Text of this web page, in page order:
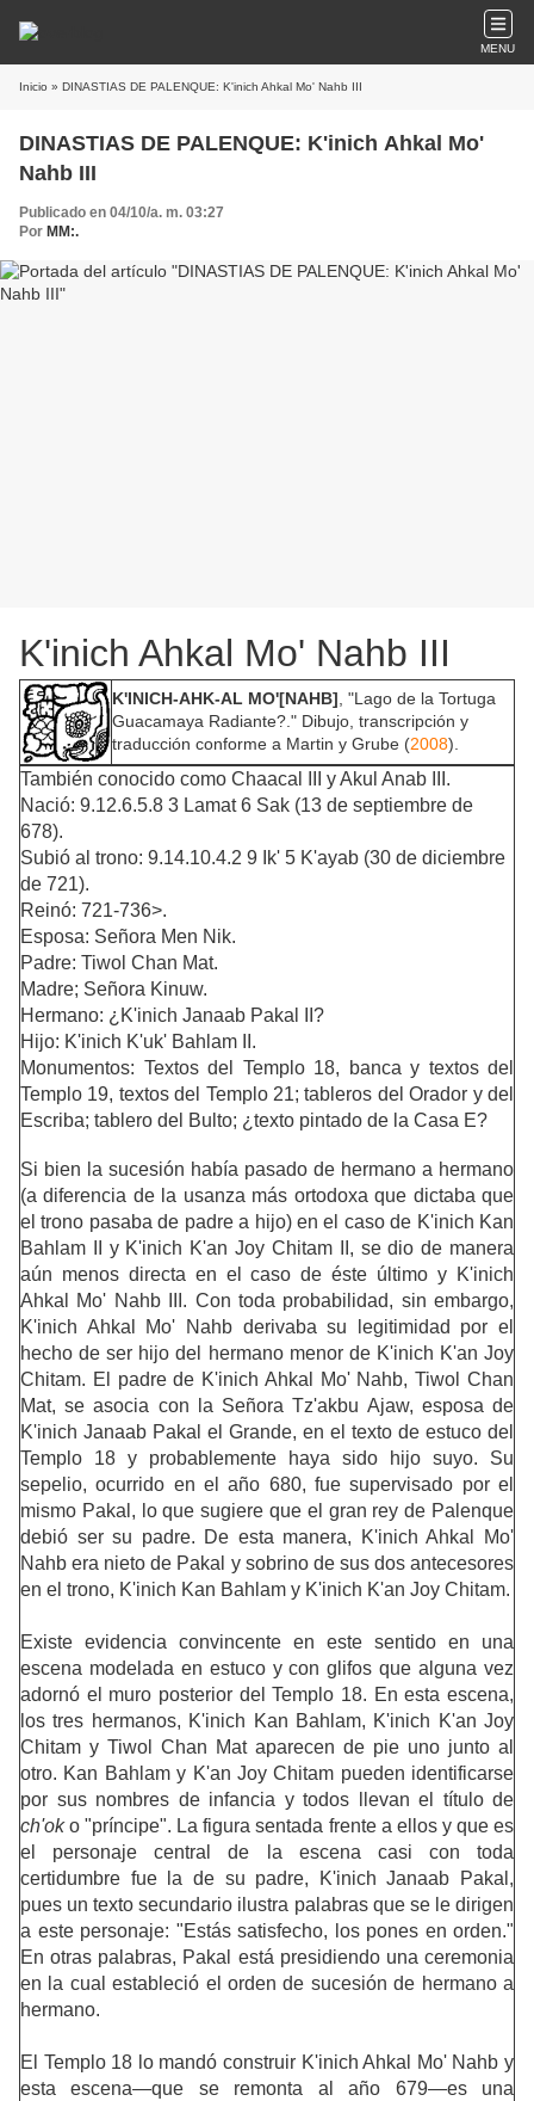
MENU
Inicio » DINASTIAS DE PALENQUE: K'inich Ahkal Mo' Nahb III
DINASTIAS DE PALENQUE: K'inich Ahkal Mo'
Nahb III
Publicado en 04/10/a. m. 03:27
Por MM:.
K'inich Ahkal Mo' Nahb III
K'INICH-AHK-AL MO'[NAHB] , "Lago de la Tortuga
Guacamaya Radiante?." Dibujo, transcripción y
traducción conforme a Martin y Grube (2008).
También conocido como Chaacal III y Akul Anab III.
Nació: 9.12.6.5.8 3 Lamat 6 Sak (13 de septiembre de
678).
Subió al trono: 9.14.10.4.2 9 Ik' 5 K'ayab (30 de diciembre
de 721).
Reinó: 721-736>.
Esposa: Señora Men Nik.
Padre: Tiwol Chan Mat.
Madre; Señora Kinuw.
Hermano: ¿K'inich Janaab Pakal II?
Hijo: K'inich K'uk' Bahlam II.
Monumentos: Textos del Templo 18, banca y textos del
Templo 19, textos del Templo 21; tableros del Orador y del
Escriba; tablero del Bulto; ¿texto pintado de la Casa E?
Si bien la sucesión había pasado de hermano a hermano
(a diferencia de la usanza más ortodoxa que dictaba que
el trono pasaba de padre a hijo) en el caso de K'inich Kan
Bahlam II y K'inich K'an Joy Chitam II, se dio de manera
aún menos directa en el caso de éste último y K'inich
Ahkal Mo' Nahb III. Con toda probabilidad, sin embargo,
K'inich Ahkal Mo' Nahb derivaba su legitimidad por el
hecho de ser hijo del hermano menor de K'inich K'an Joy
Chitam. El padre de K'inich Ahkal Mo' Nahb, Tiwol Chan
Mat, se asocia con la Señora Tz'akbu Ajaw, esposa de
K'inich Janaab Pakal el Grande, en el texto de estuco del
Templo 18 y probablemente haya sido hijo suyo. Su
sepelio, ocurrido en el año 680, fue supervisado por el
mismo Pakal, lo que sugiere que el gran rey de Palenque
debió ser su padre. De esta manera, K'inich Ahkal Mo'
Nahb era nieto de Pakal y sobrino de sus dos antecesores
en el trono, K'inich Kan Bahlam y K'inich K'an Joy Chitam.
Existe evidencia convincente en este sentido en una
escena modelada en estuco y con glifos que alguna vez
adornó el muro posterior del Templo 18. En esta escena,
los tres hermanos, K'inich Kan Bahlam, K'inich K'an Joy
Chitam y Tiwol Chan Mat aparecen de pie uno junto al
otro. Kan Bahlam y K'an Joy Chitam pueden identificarse
por sus nombres de infancia y todos llevan el título de
ch'oko "príncipe". La figura sentada frente a ellos y que es
el personaje central de la escena casi con toda
certidumbre fue la de su padre, K'inich Janaab Pakal,
pues un texto secundario ilustra palabras que se le dirigen
a este personaje: "Estás satisfecho, los pones en orden."
En otras palabras, Pakal está presidiendo una ceremonia
en la cual estableció el orden de sucesión de hermano a
hermano.
El Templo 18 lo mandó construir K'inich Ahkal Mo' Nahb y
esta escena—que se remonta al año 679—es una